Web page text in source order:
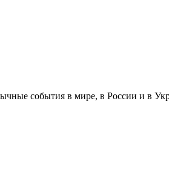
события в мире, в России и в